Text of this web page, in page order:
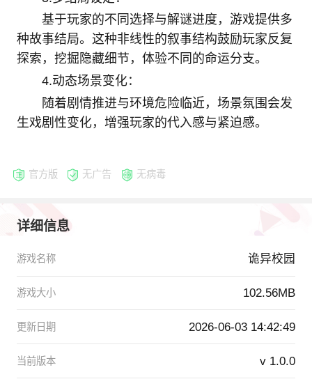
基于玩家的不同选择与解谜进度，游戏提供多
种故事结局。这种非线性的叙事结构鼓励玩家反复
探索，挖掘隐藏细节，体验不同的命运分支。
4.动态场景变化‌：
随着剧情推进与环境危险临近，场景氛围会发
生戏剧性变化，增强玩家的代入感与紧迫感。
官方版 无广告 无病毒
详细信息
游戏名称 诡异校园
游戏大小 102.56MB
更新日期 2026-06-03 14:42:49
当前版本 v 1.0.0